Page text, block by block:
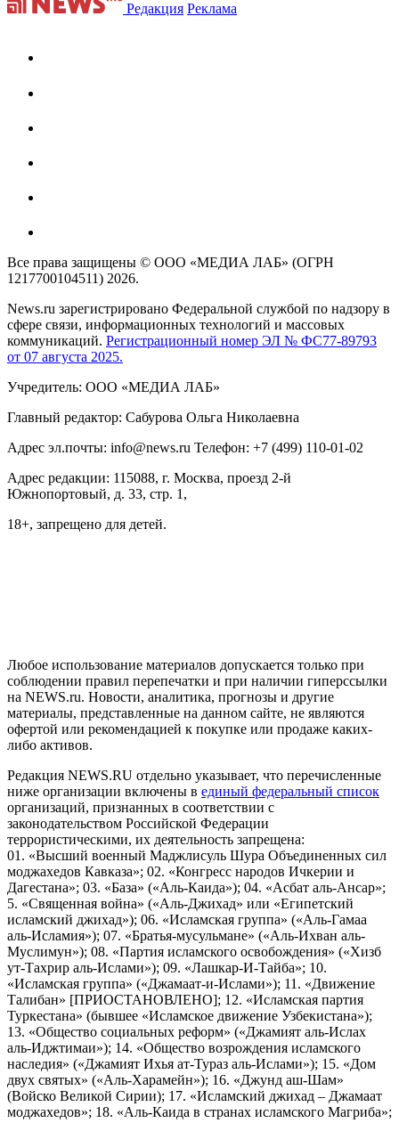
Редакция Реклама
Все права защищены © ООО «МЕДИА ЛАБ» (ОГРН
1217700104511) 2026.
News.ru зарегистрировано Федеральной службой по надзору в
сфере связи, информационных технологий и массовых
коммуникаций. Регистрационный номер ЭЛ № ФС77-89793
от 07 августа 2025.
Учредитель: ООО «МЕДИА ЛАБ»
Главный редактор: Сабурова Ольга Николаевна
Адрес эл.почты: info@news.ru Телефон: +7 (499) 110-01-02
Адрес редакции: 115088, г. Москва, проезд 2-й
Южнопортовый, д. 33, стр. 1,
18+, запрещено для детей.
Любое использование материалов допускается только при
соблюдении правил перепечатки и при наличии гиперссылки
на NEWS.ru. Новости, аналитика, прогнозы и другие
материалы, представленные на данном сайте, не являются
офертой или рекомендацией к покупке или продаже каких-
либо активов.
Редакция NEWS.RU отдельно указывает, что перечисленные
ниже организации включены в единый федеральный список
организаций, признанных в соответствии с
законодательством Российской Федерации
террористическими, их деятельность запрещена:
01. «Высший военный Маджлисуль Шура Объединенных сил
моджахедов Кавказа»; 02. «Конгресс народов Ичкерии и
Дагестана»; 03. «База» («Аль-Каида»); 04. «Асбат аль-Ансар»;
5. «Священная война» («Аль-Джихад» или «Египетский
исламский джихад»); 06. «Исламская группа» («Аль-Гамаа
аль-Исламия»); 07. «Братья-мусульмане» («Аль-Ихван аль-
Муслимун»); 08. «Партия исламского освобождения» («Хизб
ут-Тахрир аль-Ислами»); 09. «Лашкар-И-Тайба»; 10.
«Исламская группа» («Джамаат-и-Ислами»); 11. «Движение
Талибан» [ПРИОСТАНОВЛЕНО]; 12. «Исламская партия
Туркестана» (бывшее «Исламское движение Узбекистана»);
13. «Общество социальных реформ» («Джамият аль-Ислах
аль-Иджтимаи»); 14. «Общество возрождения исламского
наследия» («Джамият Ихья ат-Тураз аль-Ислами»); 15. «Дом
двух святых» («Аль-Харамейн»); 16. «Джунд аш-Шам»
(Войско Великой Сирии); 17. «Исламский джихад – Джамаат
моджахедов»; 18. «Аль-Каида в странах исламского Магриба»;